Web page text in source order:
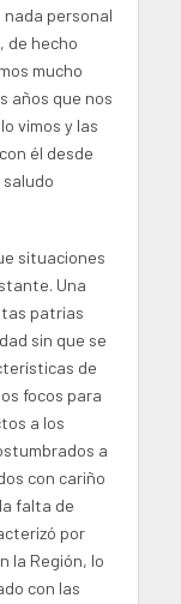
personal
de hecho
mucho
años que nos
vimos y las
él desde
situaciones
Una
patrias
sin que se
de
focos para
a los
a
con cariño
falta de
por
la Región, lo
con las